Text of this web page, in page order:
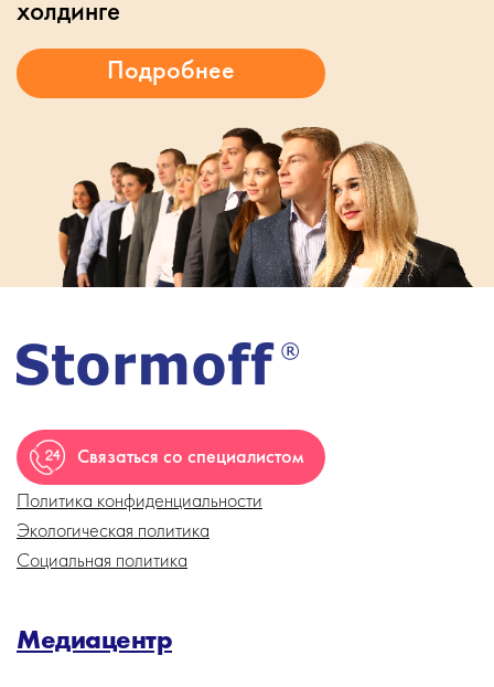
холдинге
Связаться со специалистом
Политика конфиденциальности
Экологическая политика
Социальная политика
Медиацентр